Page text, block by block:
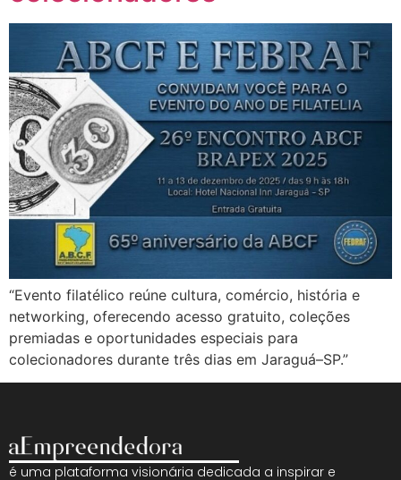
“Evento filatélico reúne cultura, comércio, história e
networking, oferecendo acesso gratuito, coleções
premiadas e oportunidades especiais para
colecionadores durante três dias em Jaraguá–SP.”
é uma plataforma visionária dedicada a inspirar e